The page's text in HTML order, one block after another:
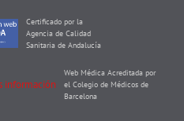
Certificado por la
Agencia de Calidad
Sanitaria de Andalucía
Web Médica Acreditada por
el Colegio de Médicos de
Barcelona